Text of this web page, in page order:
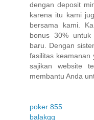
dengan deposit
karena itu kami
bersama kami.
bonus 30% untuk
baru. Dengan
fasilitas keamanan
sajikan website
membantu Anda
poker 855
balakqq